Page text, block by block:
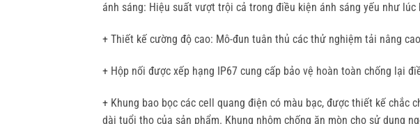
ánh sáng: Hiệu suất vượt trội cả trong điều kiện ánh sáng yếu như
+ Thiết kế cường độ cao: Mô-đun tuân thủ các thử nghiệm tải nâng
+ Hộp nối được xếp hạng IP67 cung cấp bảo vệ hoàn toàn chống lại
+ Khung bao bọc các cell quang điện có màu bạc, được thiết kế chắc
dài tuổi thọ của sản phẩm. Khung nhôm chống ăn mòn cho sử dụng